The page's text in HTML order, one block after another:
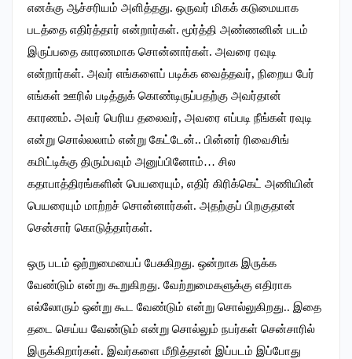
எனக்கு ஆச்சரியம் அளித்தது. ஒருவர் மிகக் கடுமையாக
படத்தை எதிர்த்தார் என்றார்கள். மூர்த்தி அண்ணனின் படம்
இருப்பதை காரணமாக சொன்னார்கள். அவரை ரவுடி
என்றார்கள். அவர் எங்களைப் படிக்க வைத்தவர், நிறைய பேர்
எங்கள் ஊரில் படித்துக் கொண்டிருப்பதற்கு அவர்தான்
காரணம். அவர் பெரிய தலைவர், அவரை எப்படி நீங்கள் ரவுடி
என்று சொல்லலாம் என்று கேட்டேன்.. பின்னர் ரிவைசிங்
கமிட்டிக்கு திரும்பவும் அனுப்பினோம்… சில
கதாபாத்திரங்களின் பெயரையும், எதிர் கிரிக்கெட் அணியின்
பெயரையும் மாற்றச் சொன்னார்கள். அதற்குப் பிறகுதான்
சென்சார் கொடுத்தார்கள்.
ஒரு படம் ஒற்றுமையைப் பேசுகிறது. ஒன்றாக இருக்க
வேண்டும் என்று கூறுகிறது. வேற்றுமைகளுக்கு எதிராக
எல்லோரும் ஒன்று கூட வேண்டும் என்று சொல்லுகிறது.. இதை
தடை செய்ய வேண்டும் என்று சொல்லும் நபர்கள் சென்சாரில்
இருக்கிறார்கள். இவர்களை மீறித்தான் இப்படம் இப்போது